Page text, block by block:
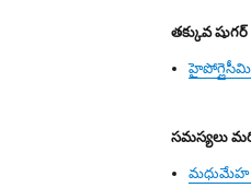
తక్కువ షుగర్
సమస్యలు
మధుమేహ